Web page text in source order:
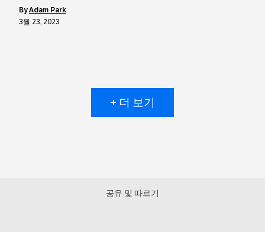
byAdam Park
3월 23, 2023
+ 더 보기
공유 및 따르기